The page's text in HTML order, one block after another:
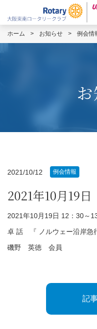
ホーム > お知らせ > 例会情
2021/10/12 例会情報
2021年10月19
2021年10月19日 12：30～
卓 話 『 ノルウェー沿岸急
磯野 英徳 会員
記